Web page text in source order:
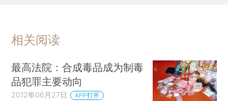
相关阅读
最高法院：合成毒品成为制毒
品犯罪主要动向
2012年06月27日 APP打开